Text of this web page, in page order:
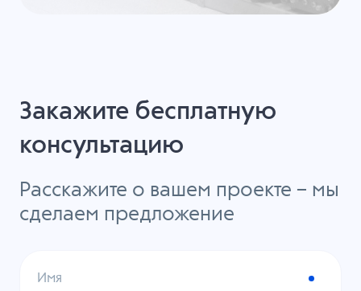
Закажите бесплатную
консультацию
Расскажите о вашем проекте – мы
сделаем предложение
Имя